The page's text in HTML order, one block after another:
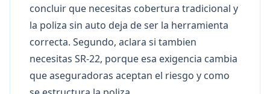
concluir que necesitas cobertura tradicional y
la poliza sin auto deja de ser la herramienta
correcta. Segundo, aclara si tambien
necesitas SR-22, porque esa exigencia cambia
que aseguradoras aceptan el riesgo y como